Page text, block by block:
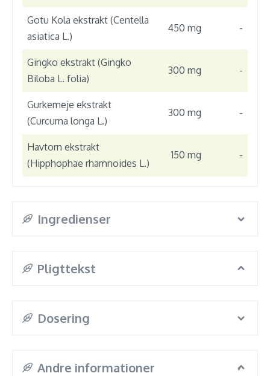
Gotu Kola ekstrakt (Centella
asiatica L.)
450 mg -
Gingko ekstrakt (Gingko
Biloba L. folia)
300 mg -
Gurkemeje ekstrakt
(Curcuma longa L.)
300 mg -
Havtorn ekstrakt
(Hipphophae rhamnoides L.)
150 mg -
Ingredienser
Pligttekst
Dosering
Andre informationer